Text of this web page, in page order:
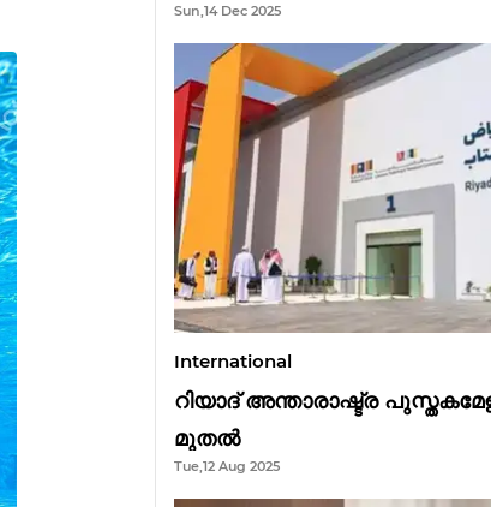
ഫെങ് ഷൂയി വിശ്വാസങ്ങൾ
Sun,14 Dec 2025
International
റിയാദ് അന്താരാഷ്ട്ര
മുതൽ
Tue,12 Aug 2025